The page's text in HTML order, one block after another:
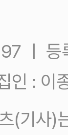
ㅣ
인 : 이
(기사)